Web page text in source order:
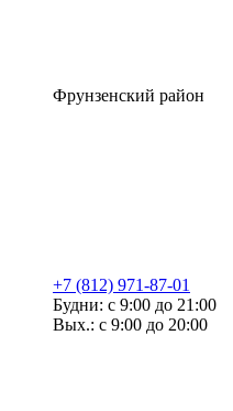
Фрунзенский район
+7 (812) 971-87-01
Будни: с 9:00 до 21:00
Вых.: с 9:00 до 20:00